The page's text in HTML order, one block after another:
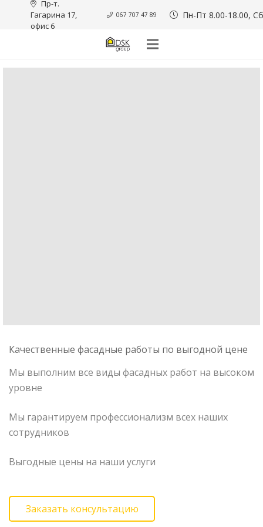
Пр-т.
Гагарина 17,
офис 6
067 707 47 89 Пн-Пт 8.00-18.00,
Качественные фасадные работы по выгодной цене
Мы выполним все виды фасадных работ на высоком
уровне
Мы гарантируем профессионализм всех наших
сотрудников
Выгодные цены на наши услуги
Заказать консультацию